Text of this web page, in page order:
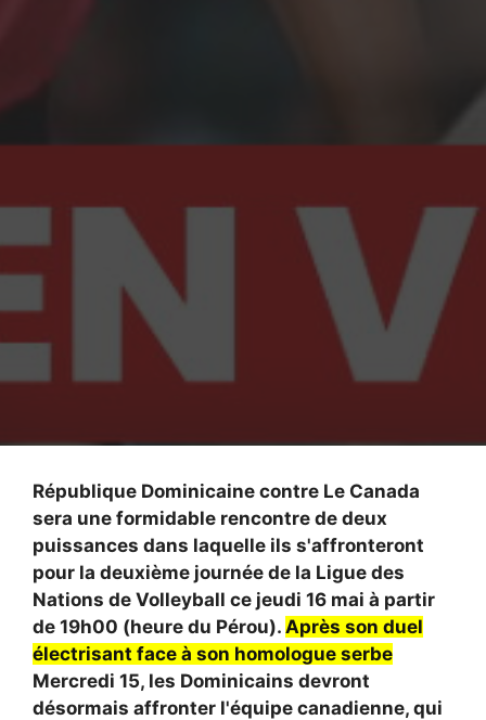
République Dominicaine contre Le Canada
sera une formidable rencontre de deux
puissances dans laquelle ils s'affronteront
pour la deuxième journée de la Ligue des
Nations de Volleyball ce jeudi 16 mai à partir
de 19h00 (heure du Pérou). Après son duel
électrisant face à son homologue serbe
Mercredi 15, les Dominicains devront
désormais affronter l'équipe canadienne, qui